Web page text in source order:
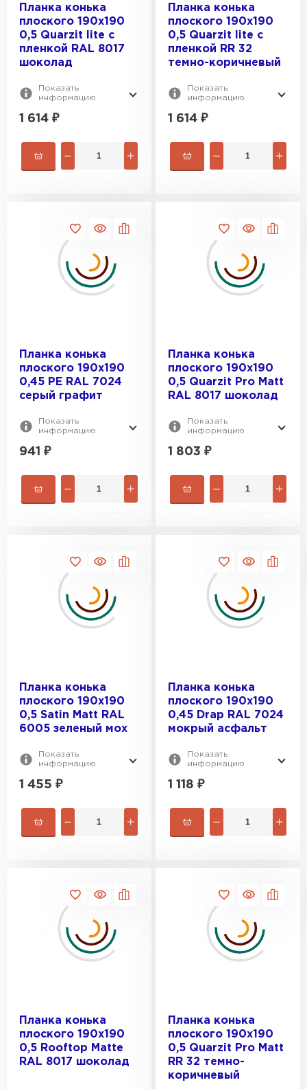
Планка конька
плоского 190х190
0,5 Quarzit lite с
пленкой RAL 8017
шоколад
Показать
информацию
1 614 ₽
Планка конька
плоского 190х190
0,5 Quarzit lite с
пленкой RR 32
темно-коричневый
Показать
информацию
1 614 ₽
Планка конька
плоского 190х190
0,45 PE RAL 7024
серый графит
Показать
информацию
941 ₽
Планка конька
плоского 190х190
0,5 Quarzit Pro Matt
RAL 8017 шоколад
Показать
информацию
1 803 ₽
Планка конька
плоского 190х190
0,5 Satin Мatt RAL
6005 зеленый мох
Показать
информацию
1 455 ₽
Планка конька
плоского 190х190
0,45 Drap RAL 7024
мокрый асфальт
Показать
информацию
1 118 ₽
Планка конька
плоского 190х190
0,5 Rooftop Matte
RAL 8017 шоколад
Планка конька
плоского 190х190
0,5 Quarzit Pro Matt
RR 32 темно-
коричневый
ПЕРЕЙТИ
Шифер